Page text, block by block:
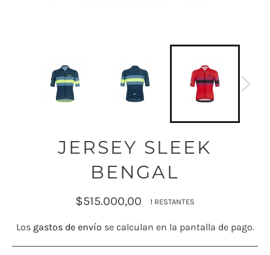
JERSEY SLEEK
BENGAL
Precio
habitual
$515.000,00 1 RESTANTES
Los gastos de envío se calculan en la pantalla de pago.